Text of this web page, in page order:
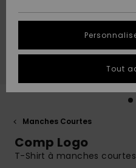
A
Découvrir
A
Découvrir
tailles
conversation
obtenir la
plus rapide
à votre
QUIKSILVER
Manches Courtes
Comp Logo
T-Shirt à manches
Tout